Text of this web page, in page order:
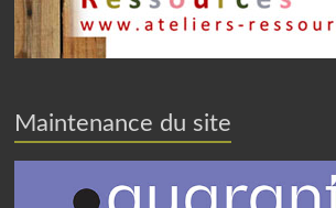
Maintenance du site